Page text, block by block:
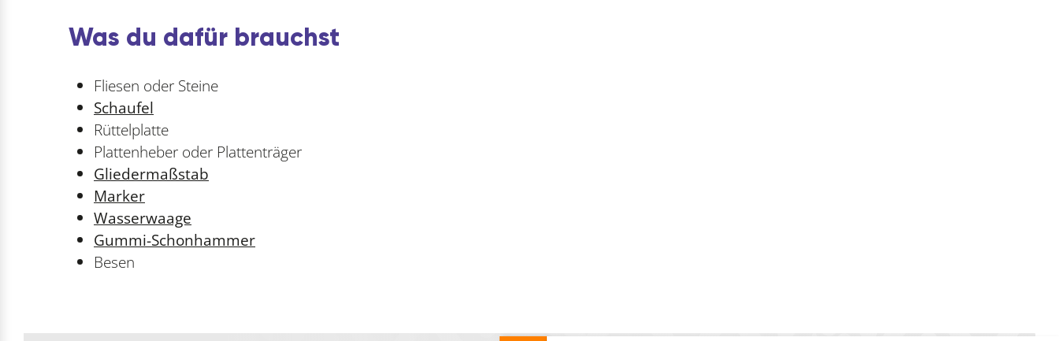
Was du dafür brauchst
Fliesen oder Steine
Schaufel
Rüttelplatte
Plattenheber oder Plattenträger
Gliedermaßstab
Marker
Wasserwaage
Gummi-Schonhammer
Besen